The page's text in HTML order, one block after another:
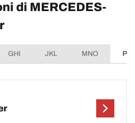
di MERCEDES-
GHI JKL MNO